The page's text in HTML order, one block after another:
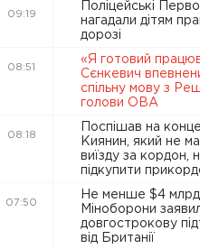
09:19
Поліцейські
нагадали дітям
дорозі
08:51
«Я готовий
Сєнкевич
спільну мову з
голови ОВА
08:18
Поспішав на
Киянин, який не
виїзду за кордон,
підкупити
07:50
Не менше $4 млрд
Міноборони
довгострокову
від Британії